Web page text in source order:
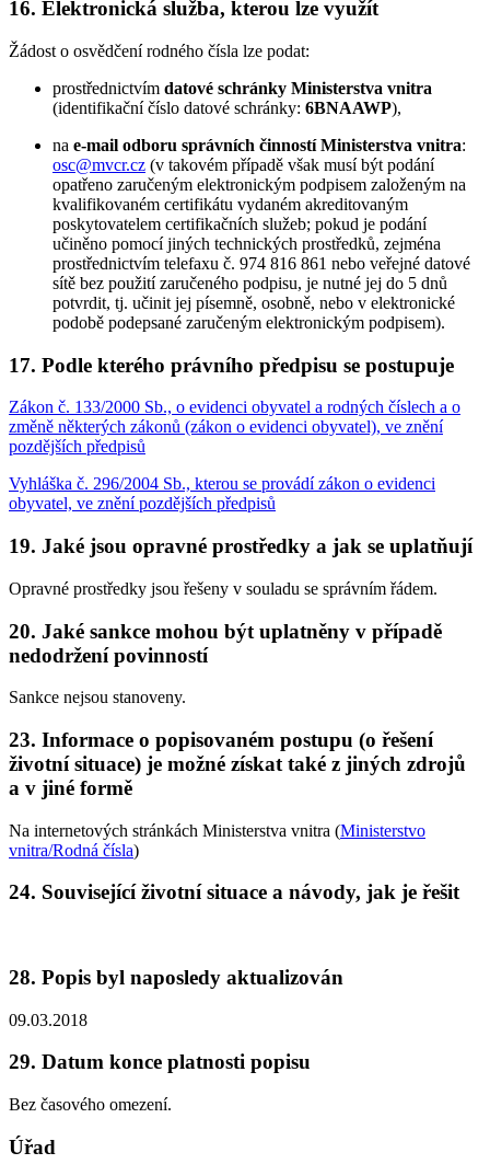
16. Elektronická služba, kterou lze využít
Žádost o osvědčení rodného čísla lze podat:
prostřednictvím datové schránky Ministerstva vnitra
(identifikační číslo datové schránky: 6BNAAWP),
na e-mail odboru správních činností Ministerstva vnitra:
osc@mvcr.cz (v takovém případě však musí být podání
opatřeno zaručeným elektronickým podpisem založeným na
kvalifikovaném certifikátu vydaném akreditovaným
poskytovatelem certifikačních služeb; pokud je podání
učiněno pomocí jiných technických prostředků, zejména
prostřednictvím telefaxu č. 974 816 861 nebo veřejné datové
sítě bez použití zaručeného podpisu, je nutné jej do 5 dnů
potvrdit, tj. učinit jej písemně, osobně, nebo v elektronické
podobě podepsané zaručeným elektronickým podpisem).
17. Podle kterého právního předpisu se postupuje
Zákon č. 133/2000 Sb., o evidenci obyvatel a rodných číslech a o
změně některých zákonů (zákon o evidenci obyvatel), ve znění
pozdějších předpisů
Vyhláška č. 296/2004 Sb., kterou se provádí zákon o evidenci
obyvatel, ve znění pozdějších předpisů
19. Jaké jsou opravné prostředky a jak se uplatňují
Opravné prostředky jsou řešeny v souladu se správním řádem.
20. Jaké sankce mohou být uplatněny v případě
nedodržení povinností
Sankce nejsou stanoveny.
23. Informace o popisovaném postupu (o řešení
životní situace) je možné získat také z jiných zdrojů
a v jiné formě
Na internetových stránkách Ministerstva vnitra (Ministerstvo
vnitra/Rodná čísla)
24. Související životní situace a návody, jak je řešit
28. Popis byl naposledy aktualizován
09.03.2018
29. Datum konce platnosti popisu
Bez časového omezení.
Úřad